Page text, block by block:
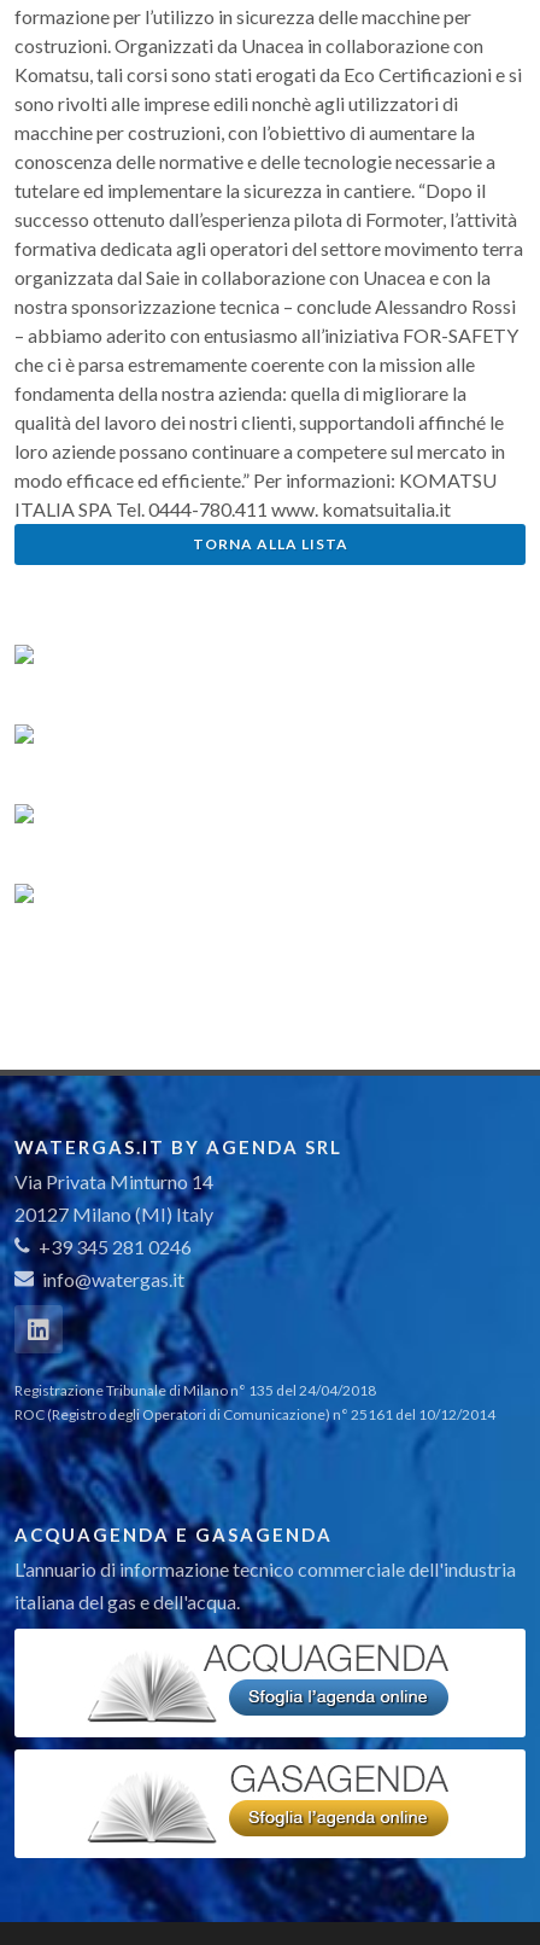
formazione per l’utilizzo in sicurezza delle macchine per
costruzioni. Organizzati da Unacea in collaborazione con
Komatsu, tali corsi sono stati erogati da Eco Certificazioni e si
sono rivolti alle imprese edili nonchè agli utilizzatori di
macchine per costruzioni, con l’obiettivo di aumentare la
conoscenza delle normative e delle tecnologie necessarie a
tutelare ed implementare la sicurezza in cantiere. “Dopo il
successo ottenuto dall’esperienza pilota di Formoter, l’attività
formativa dedicata agli operatori del settore movimento terra
organizzata dal Saie in collaborazione con Unacea e con la
nostra sponsorizzazione tecnica – conclude Alessandro Rossi
– abbiamo aderito con entusiasmo all’iniziativa FOR-SAFETY
che ci è parsa estremamente coerente con la mission alle
fondamenta della nostra azienda: quella di migliorare la
qualità del lavoro dei nostri clienti, supportandoli affinché le
loro aziende possano continuare a competere sul mercato in
modo efficace ed efficiente.” Per informazioni: KOMATSU
ITALIA SPA Tel. 0444-780.411 www. komatsuitalia.it
TORNA ALLA LISTA
WATERGAS.IT BY AGENDA SRL
Via Privata Minturno 14
20127 Milano (MI) Italy
+39 345 281 0246
info@watergas.it
Registrazione Tribunale di Milano n° 135 del 24/04/2018
ROC (Registro degli Operatori di Comunicazione) n° 25161 del 10/12/2014
ACQUAGENDA E GASAGENDA
L'annuario di informazione tecnico commerciale dell'industria
italiana del gas e dell'acqua.